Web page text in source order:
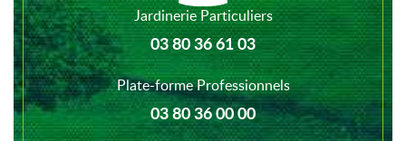
Jardinerie Particuliers
03 80 36 61 03
Plate-forme Professionnels
03 80 36 00 00